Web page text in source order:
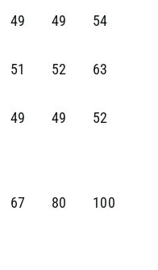
49 49 54
51 52 63
49 49 52
67 80 100